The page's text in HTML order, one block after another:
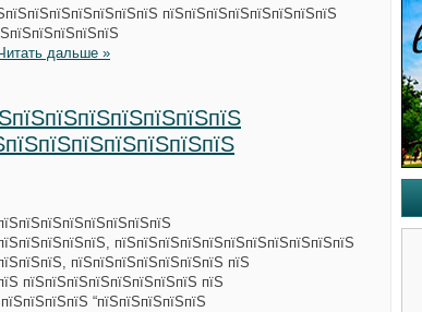
пїЅпїЅпїЅпїЅпїЅпїЅпїЅпїЅ
дальше »
пїЅпїЅпїЅпїЅпїЅпїЅпїЅпїЅпїЅпїЅпїЅ
пїЅпїЅпїЅпїЅпїЅпїЅпїЅ пїЅ
пїЅпїЅпїЅпїЅпїЅпїЅпїЅпїЅ пїЅ
“пїЅпїЅпїЅпїЅпїЅ